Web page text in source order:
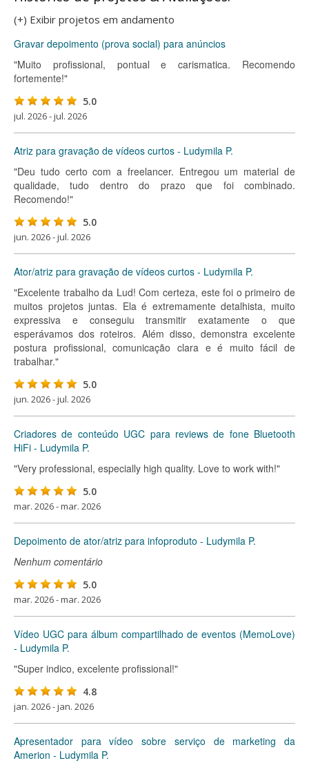
(+) Exibir projetos em andamento
Gravar depoimento (prova social) para anúncios
"Muito profissional, pontual e carismatica. Recomendo
fortemente!"
5.0
jul. 2026 - jul. 2026
Atriz para gravação de vídeos curtos - Ludymila P.
"Deu tudo certo com a freelancer. Entregou um material de
qualidade, tudo dentro do prazo que foi combinado.
Recomendo!"
5.0
jun. 2026 - jul. 2026
Ator/atriz para gravação de vídeos curtos - Ludymila P.
"Excelente trabalho da Lud! Com certeza, este foi o primeiro de
muitos projetos juntas. Ela é extremamente detalhista, muito
expressiva e conseguiu transmitir exatamente o que
esperávamos dos roteiros. Além disso, demonstra excelente
postura profissional, comunicação clara e é muito fácil de
trabalhar."
5.0
jun. 2026 - jul. 2026
Criadores de conteúdo UGC para reviews de fone Bluetooth
HiFi - Ludymila P.
"Very professional, especially high quality. Love to work with!"
5.0
mar. 2026 - mar. 2026
Depoimento de ator/atriz para infoproduto - Ludymila P.
Nenhum comentário
5.0
mar. 2026 - mar. 2026
Vídeo UGC para álbum compartilhado de eventos (MemoLove)
- Ludymila P.
"Super indico, excelente profissional!"
4.8
jan. 2026 - jan. 2026
Apresentador para vídeo sobre serviço de marketing da
Amerion - Ludymila P.